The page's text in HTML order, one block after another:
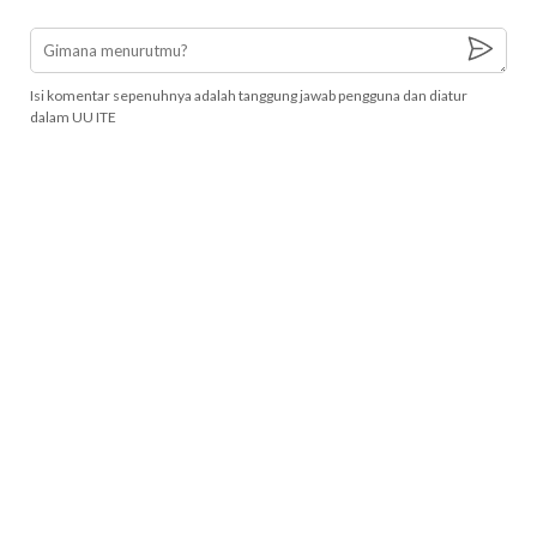
Isi komentar sepenuhnya adalah tanggung jawab pengguna dan diatur
dalam UU ITE